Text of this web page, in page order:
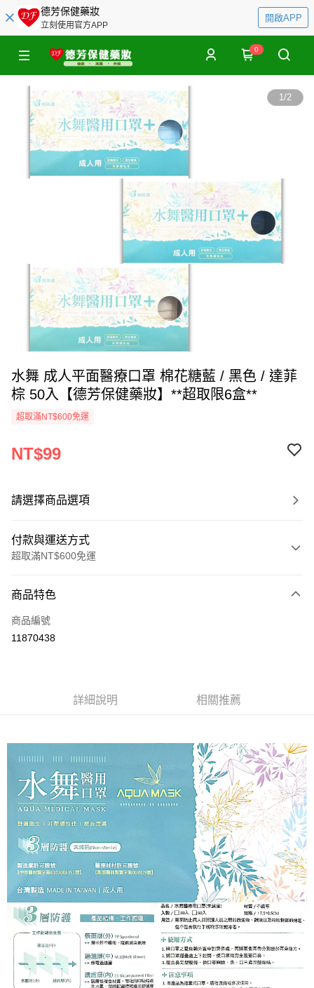
德芳保健藥妝
立刻使用官方APP
開啟APP
0
1/2
水舞 成人平面醫療口罩 棉花糖藍 / 黑色 / 達菲
棕 50入【德芳保健藥妝】**超取限6盒**
超取滿NT$600免運
NT$99
請選擇商品選項
付款與運送方式
超取滿NT$600免運
信用卡一次付款
超商取貨付款
Google Pay
全盈+PAY
AFTEE先享後付
相關說明
【關於「AFTEE先享後付」】
AFTEE先享後付是「在收到商品之後才付款」的支付方式。 讓您購物簡單
便利好安心！
１．簡單：不需註冊會員、不需綁卡、不需儲值。
２．便利：只要手機號碼，簡訊認證，即可結帳。
３．安心：先確認商品／服務後，再付款。
【「AFTEE先享後付」結帳流程】
１．於結帳方式選擇「AFTEE先享後付」後，將跳轉至「AFTEE先享後付」
結帳頁面，進行簡訊認證並確認金額後，即可完成結帳。
２．訂單成立數日內，您將收到繳費通知簡訊。
３．收到繳費通知簡訊後14天內，點擊此簡訊中的連結，可透過四大超商／
ATM付款
運送方式
全家取貨付款
每筆NT$70，滿NT$600(含以上)免運費
7-11取貨付款
每筆NT$70，滿NT$600(含以上)免運費
商品特色
商品編號
11870438
詳細說明 相關推薦